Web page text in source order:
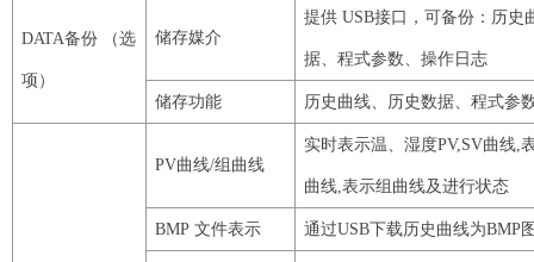
DATA备份 （选
项）
储存媒介
提供 USB接口，可备份：历史
据、程式参数、操作日志
储存功能 历史曲线、历史数据、程式参
PV曲线/组曲线
实时表示温、湿度PV,SV曲线,
曲线,表示组曲线及进行状态
BMP 文件表示 通过USB下载历史曲线为BMP